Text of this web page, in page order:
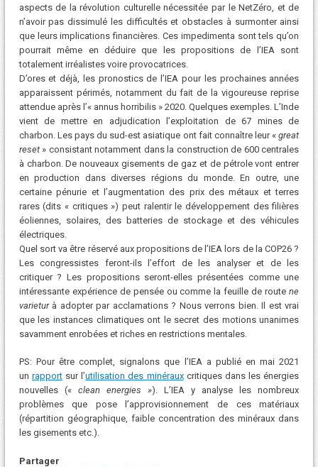
aspects de la révolution culturelle nécessitée par le NetZéro, et de
n’avoir pas dissimulé les difficultés et obstacles à surmonter ainsi
que leurs implications financières. Ces impedimenta sont tels qu’on
pourrait même en déduire que les propositions de l’IEA sont
totalement irréalistes voire provocatrices.
D’ores et déjà, les pronostics de l’IEA pour les prochaines années
apparaissent périmés, notamment du fait de la vigoureuse reprise
attendue après l’« annus horribilis » 2020. Quelques exemples. L’Inde
vient de mettre en adjudication l’exploitation de 67 mines de
charbon. Les pays du sud-est asiatique ont fait connaître leur «great
reset» consistant notamment dans la construction de 600 centrales
à charbon. De nouveaux gisements de gaz et de pétrole vont entrer
en production dans diverses régions du monde. En outre, une
certaine pénurie et l’augmentation des prix des métaux et terres
rares (dits « critiques ») peut ralentir le développement des filières
éoliennes, solaires, des batteries de stockage et des véhicules
électriques.
Quel sort va être réservé aux propositions de l’IEA lors de la COP26 ?
Les congressistes feront-ils l’effort de les analyser et de les
critiquer ? Les propositions seront-elles présentées comme une
intéressante expérience de pensée ou comme la feuille de routene
varieturà adopter par acclamations ? Nous verrons bien. Il est vrai
que les instances climatiques ont le secret des motions unanimes
savamment enrobées et riches en restrictions mentales.
PS: Pour être complet, signalons que l’IEA a publié en mai 2021
un rapportsur l’utilisation des minérauxcritiques dans les énergies
nouvelles (« clean energies »). L’IEA y analyse les nombreux
problèmes que pose l’approvisionnement de ces matériaux
(répartition géographique, faible concentration des minéraux dans
les gisements etc.).
Partager